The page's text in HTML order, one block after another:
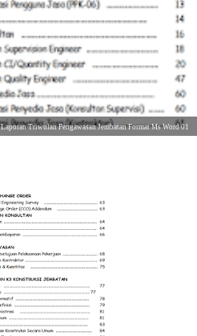
Laporan Triwulan Pengawasan Jembatan Format Ms Word 01